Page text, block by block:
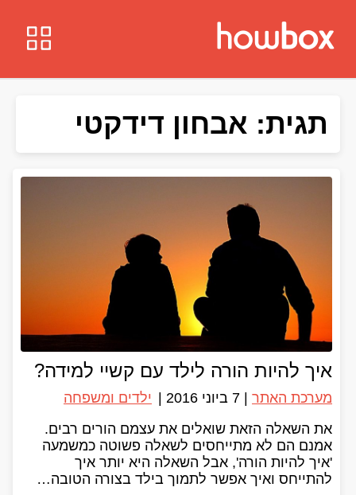
תגית: אבחון דידקטי
איך להיות הורה לילד עם קשיי למידה?
מערכת האתר 7 ביוני 2016
ילדים ומשפחה
את השאלה הזאת שואלים את עצמם הורים רבים.
אמנם הם לא מתייחסים לשאלה פשוטה כמשמעה
'איך להיות הורה', אבל השאלה היא יותר איך
להתייחס ואיך אפשר לתמוך בילד בצורה הטובה…